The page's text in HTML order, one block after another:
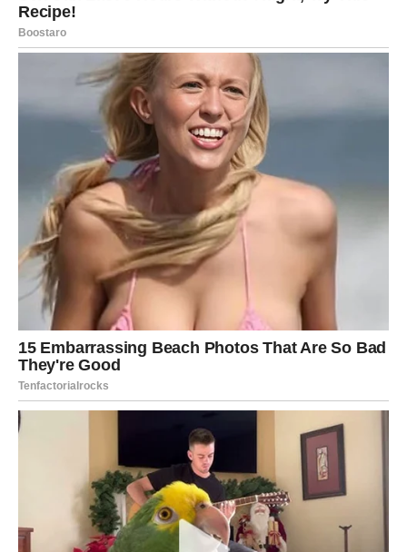
otvorenost, empatiju i akciju, možemo zajedno graditi
budućnost koja slavi različitosti i jača međuljudske veze.